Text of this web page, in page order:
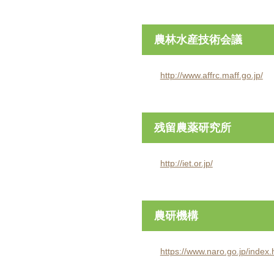
農林水産技術会議
http://www.affrc.maff.go.jp/
残留農薬研究所
http://iet.or.jp/
農研機構
https://www.naro.go.jp/